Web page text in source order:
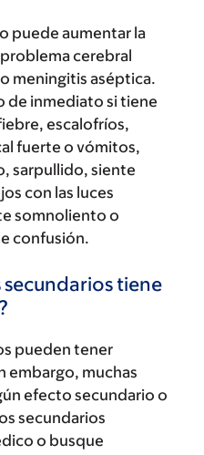
puede aumentar la
cerebral
meningitis aséptica.
de inmediato si tiene
escalofríos,
fuerte o vómitos,
sarpullido, siente
con las luces
somnoliento o
confusión.
tiene
pueden tener
embargo, muchas
efecto secundario o
secundarios
o busque